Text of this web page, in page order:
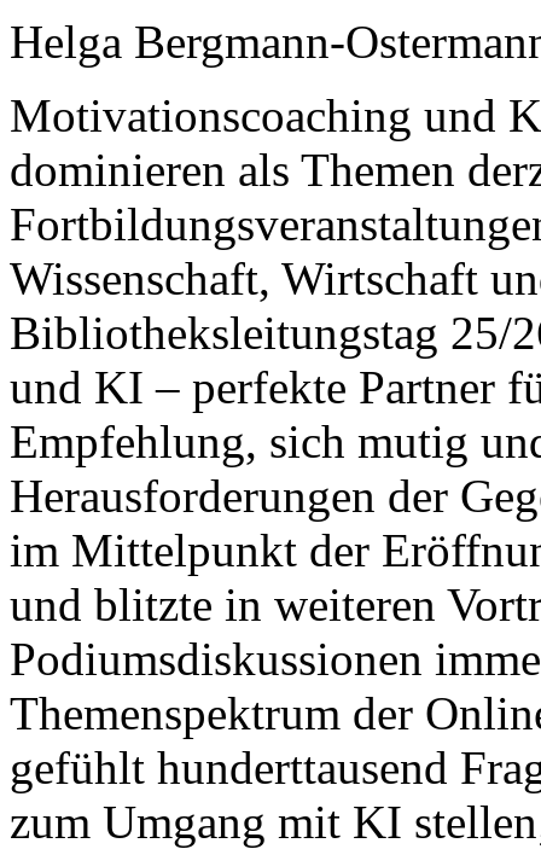
Helga Bergmann-
Motivationscoaching und
dominieren als Themen
Wissenschaft, Wirtschaft
Bibliotheksleitungstag 25/
und KI – perfekte Partner
Empfehlung, sich mutig
Herausforderungen der
im Mittelpunkt der
und blitzte in weiteren
Podiumsdiskussionen
Themen­spektrum der
gefühlt hunderttausend
zum Umgang mit KI